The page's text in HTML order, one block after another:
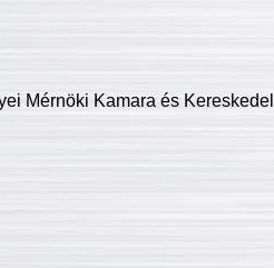
Mérnöki Kamara és